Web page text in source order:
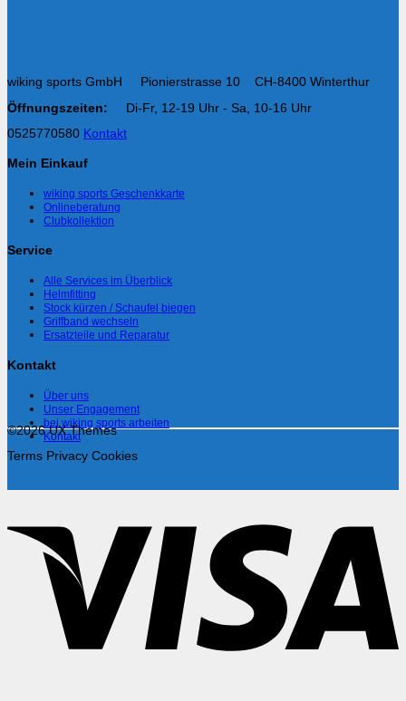
wiking sports GmbH Pionierstrasse 10 CH-8400 Winterthur
Öffnungszeiten: Di-Fr, 12-19 Uhr - Sa, 10-16 Uhr
0525770580 Kontakt
Mein Einkauf
wiking sports Geschenkkarte
Onlineberatung
Clubkollektion
Service
Alle Services im Überblick
Helmfitting
Stock kürzen / Schaufel biegen
Griffband wechseln
Ersatzteile und Reparatur
Kontakt
Über uns
Unser Engagement
bei wiking sports arbeiten
Kontakt
©2026 UX Themes
Terms Privacy Cookies